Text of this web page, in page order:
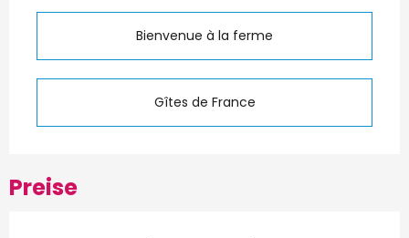
Bienvenue à la ferme
Gîtes de France
Preise